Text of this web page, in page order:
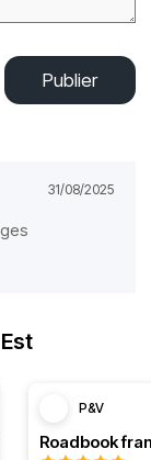
Publier
31/08/2025
P&V